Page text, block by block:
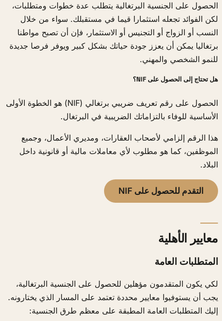
الحصول على الجنسية البرتغالية يتطلب عدة خطوات ومتطلبات،
لكن الفوائد تجعله استثمارا قيما في مستقبلك. سواء من خلال
النسب أو الزواج أو التجنيس أو الاستثمار، فإن أن تصبح مواطنا
برتغاليا يمكن أن يعزز جودة حياتك بشكل كبير ويوفر فرصا جديدة
للنمو الشخصي والمهني.
هل تحتاج إلى الحصول على NIF؟
الحصول على رقم تعريف ضريبي برتغالي (NIF) هو الخطوة الأولى
الأساسية للوفاء بالتزاماتك الضريبية في البرتغال.
هذا الرقم إلزامي لأصحاب العقارات، ومديري الأعمال، وجميع
الموظفين، كما هو مطلوب لأي معاملات مالية أو قانونية داخل
البلاد.
التقدم للحصول على NIF
معايير الأهلية
المتطلبات العامة
لكي يكون المتقدمون مؤهلين للحصول على الجنسية البرتغالية،
يجب أن يستوفيوا معايير محددة تعتمد على المسار الذي يختارونه.
إليك المتطلبات العامة المطبقة على معظم طرق الجنسية: